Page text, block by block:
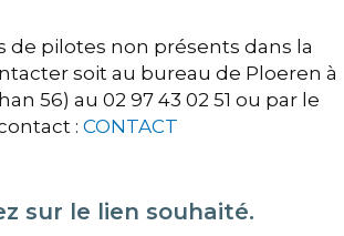
pilotes non présents dans la
soit au bureau de Ploeren à
56) au 02 97 43 02 51 ou par le
: CONTACT
sur le lien souhaité.